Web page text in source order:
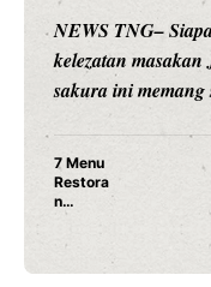
negeri
punya ...